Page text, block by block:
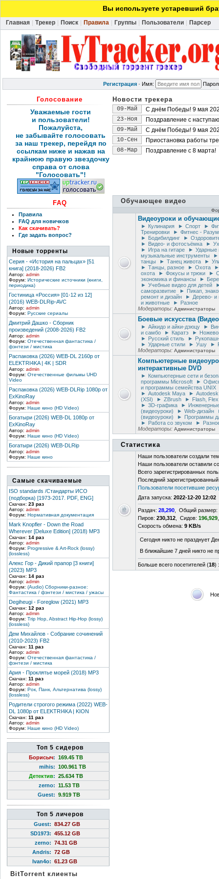
Вы используете устаревший
Главная Трекер Поиск Правила Группы Пользователи Парсер
Регистрация · Имя:
Голосование
Уважаемые гости
и пользователи!
Пожалуйста,
не забывайте голосовать
за наш трекер, перейдя по
ссылкам ниже и нажав на
крайнюю правую звездочку
справа от слова
"Голосовать"!
FAQ
Правила
FAQ для новичков
Как скачивать?
Где задать вопрос?
Новые торренты
Серия - «История на пальцах» [51
книга] (2018-2026) FB2
Автор: admin
Форум: Исторические источники (книги,
периодика)
Гостиница «Россия» [01-12 из 12]
(2016) WEB-DLRip-AVC
Автор: admin
Форум: Русские сериалы
Дмитрий Дашко - Сборник
произведений (2008-2026) FB2
Автор: admin
Форум: Отечественная фантастика /
фэнтези / мистика
Распаковка (2026) WEB-DL 2160p от
ELEKTRI4KA | 4K | SDR
Автор: admin
Форум: Отечественные фильмы UHD
Video
Распаковка (2026) WEB-DLRip 1080p от
ExKinoRay
Автор: admin
Форум: Наше кино (HD Video)
Богатыри (2026) WEB-DL 1080p от
ExKinoRay
Автор: admin
Форум: Наше кино (HD Video)
Богатыри (2026) WEB-DLRip
Автор: admin
Форум: Наше кино
Самые скачиваемые
ISO standards /Стандарты ИСО
(подборка) [1973-2017. PDF, ENG]
Скачан: 23 раз
Автор: admin
Форум: Нормативная документация
Mark Knopfler - Down the Road
Wherever [Deluxe Edition] (2018) MP3
Скачан: 14 раз
Автор: admin
Форум: Progressive & Art-Rock (lossy)
(lossless)
Алекс Гор - Дикий прапор [3 книги]
(2023) MP3
Скачан: 14 раз
Автор: admin
Форум: (Audio) Сборники-разное:
Фантастика / фэнтези / мистика / ужасы
Degiheugi - Foreglow (2021) MP3
Скачан: 12 раз
Автор: admin
Форум: Trip Hop, Abstract Hip-Hop (lossy)
(lossless)
Дем Михайлов - Собрание сочинений
(2010-2023) FB2
Скачан: 11 раз
Автор: admin
Форум: Отечественная фантастика /
фэнтези / мистика
Ария - Проклятье морей (2018) MP3
Скачан: 11 раз
Автор: admin
Форум: Рок, Панк, Альтернатива (lossy)
(lossless)
Родители строгого режима (2022) WEB-
DL 1080p от ELEKTRI4KA | KION
Скачан: 11 раз
Автор: admin
Форум: Наше кино (HD Video)
Топ 5 сидеров
Борисыч: 169.45 TB
mihis: 100.961 TB
Детектив: 25.634 TB
zerno: 11.53 TB
Guest: 9.919 TB
Топ 5 личеров
Guest: 834.27 GB
SD1973: 455.12 GB
zerno: 74.31 GB
Andris: 72 GB
Ivan4o: 61.23 GB
BitTorrent клиенты
Новости трекера
09-Май
С днём Победы! 9 мая
23-Ноя
Поздравление с
09-Май
С днём Победы! 9 мая
10-Сен
Приостановка работы
08-Мар
Поздравление с 8 марта!
Обучающее видео
Видеоуроки и
► Кулинария ► Спорт ►
Тренировки
► Фитнес -
► Бодибилдинг ►
► Видео- и фотосъёмка ►
► Игра на гитаре ► Ударные
музыкальные инструменты
►
танцы
► Танец живота ►
► Танцы, разное ► Охота
►
охота
► Фокусы и трюки ►
экономика и финансы
►
► Учебные видео для детей
саморазвитие
► Пикап,
ремонт и дизайн
► Дерево- и
и животные
► Разное
Модераторы: Администраторы
Боевые искусства
► Айкидо и айки-дзюцу ►
и самбо
► Каратэ ►
► Русский стиль ►
► Ударные стили ► Ушу ►
Модераторы: Администраторы
Компьютерные
интерактивные DVD
► Компьютерные сети и
программы Microsoft
►
и программы семейства UNIX
► Autodesk Maya ►
(XSI)
► ZBrush ► Flash,
► 3D-графика ►
(видеоуроки)
► Web-дизайн
(видеоуроки)
► Программы
► Работа со звуком ►
Модераторы: Администраторы
Статистика
Наши пользователи создали
Наши пользователи оставили
Всего зарегистрированных
Последний
Пользователи посетившие
Дата запуска: 2022-12-20 12:02
Раздач: 28,290 , Общий размер:
Пиров: 230,312 , Сидов: 196,929
Скорость обмена: 9 KB/s
Сегодня никто не празднует
В ближайшие 7 дней никто не
Больше всего посетителей (18)